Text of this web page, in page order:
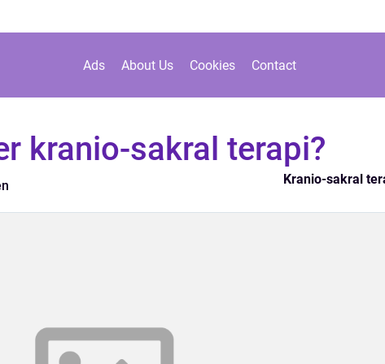
Ads About Us Cookies Contact
kranio-sakral terapi?
Kranio-sakral